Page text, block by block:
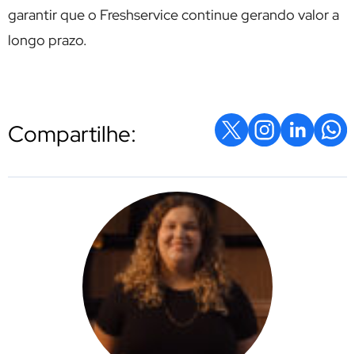
garantir que o Freshservice continue gerando valor a
longo prazo.
Compartilhe: